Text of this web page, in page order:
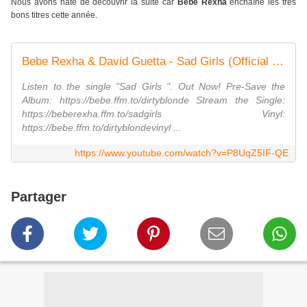
Nous avons hâte de découvrir la suite carBebe Rexhaenchaîne les très
bons titres cette année.
Bebe Rexha & David Guetta - Sad Girls (Official Visual)
Listen to the single "Sad Girls ". Out Now! Pre-Save the
Album: https://bebe.ffm.to/dirtyblonde Stream the Single:
https://beberexha.ffm.to/sadgirls Vinyl:
https://bebe.ffm.to/dirtyblondevinyl ...
https://www.youtube.com/watch?v=P8UqZ5IF-QE
Partager